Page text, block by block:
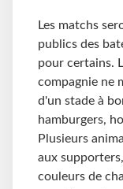
Les matchs
publics des
pour certains.
compagnie ne
d'un stade à
hamburgers,
Plusieurs
aux
couleurs de